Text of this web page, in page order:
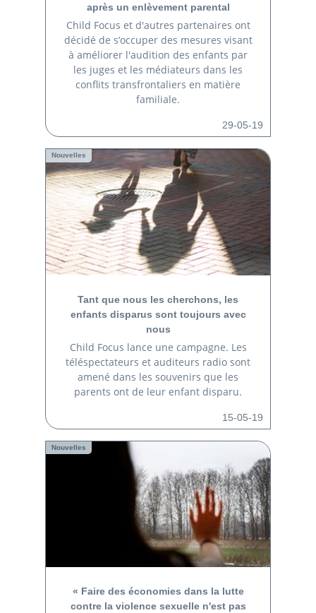
après un enlèvement parental
Child Focus et d'autres partenaires ont
décidé de s’occuper des mesures visant
à améliorer l'audition des enfants par
les juges et les médiateurs dans les
conflits transfrontaliers en matière
familiale.
29-05-19
Nouvelles
Tant que nous les cherchons, les
enfants disparus sont toujours avec
nous
Child Focus lance une campagne. Les
téléspectateurs et auditeurs radio sont
amené dans les souvenirs que les
parents ont de leur enfant disparu.
15-05-19
Nouvelles
« Faire des économies dans la lutte
contre la violence sexuelle n'est pas